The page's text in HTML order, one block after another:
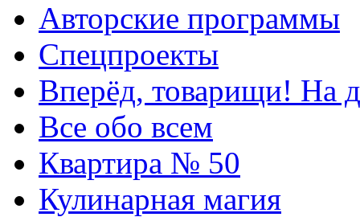
Авторские программы
Спецпроекты
Вперёд, товарищи! На
Все обо всем
Квартира № 50
Кулинарная магия